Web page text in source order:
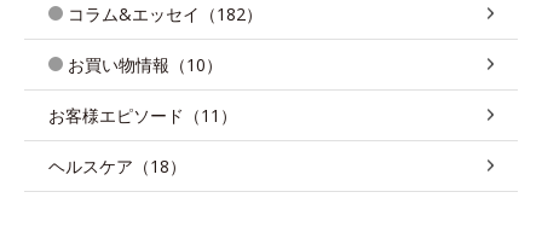
コラム&エッセイ（182）
お買い物情報（10）
お客様エピソード（11）
ヘルスケア（18）